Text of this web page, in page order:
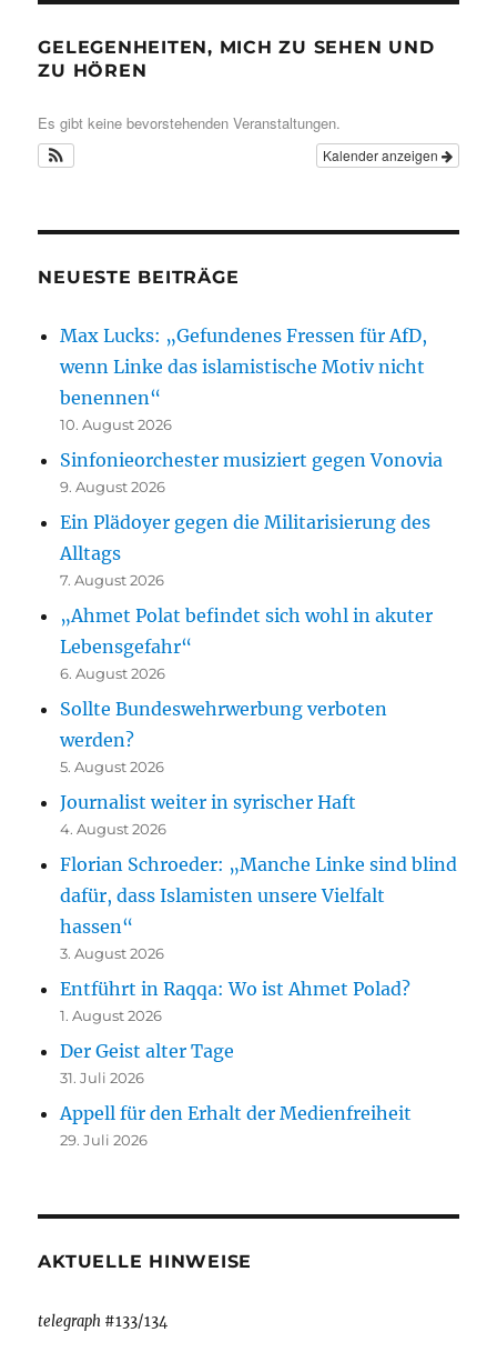
GELEGENHEITEN, MICH ZU SEHEN UND
ZU HÖREN
Es gibt keine bevorstehenden Veranstaltungen.
Kalender anzeigen
NEUESTE BEITRÄGE
Max Lucks: „Gefundenes Fressen für AfD,
wenn Linke das islamistische Motiv nicht
benennen“
10. August 2026
Sinfonieorchester musiziert gegen Vonovia
9. August 2026
Ein Plädoyer gegen die Militarisierung des
Alltags
7. August 2026
„Ahmet Polat befindet sich wohl in akuter
Lebensgefahr“
6. August 2026
Sollte Bundeswehrwerbung verboten
werden?
5. August 2026
Journalist weiter in syrischer Haft
4. August 2026
Florian Schroeder: „Manche Linke sind blind
dafür, dass Islamisten unsere Vielfalt
hassen“
3. August 2026
Entführt in Raqqa: Wo ist Ahmet Polad?
1. August 2026
Der Geist alter Tage
31. Juli 2026
Appell für den Erhalt der Medienfreiheit
29. Juli 2026
AKTUELLE HINWEISE
telegraph #133/134